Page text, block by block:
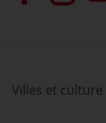
Villes et culture